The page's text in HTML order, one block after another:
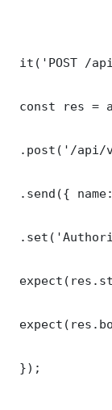
it('POST /
const res =
.post('/api/
.send({
});